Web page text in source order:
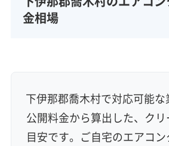
資格保有スタッフ
エコ洗剤使用
アレルギー対策
ハウ
地域密着型
フランチャイズ
利便性・サービス (12)
金相場
下伊那郡喬木村で対応可能な
公開料金から算出した、ク
目安です。ご自宅のエアコ